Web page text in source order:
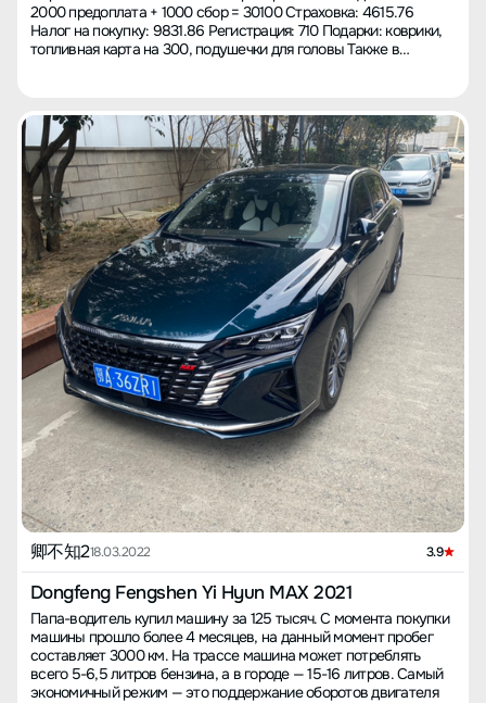
фактический расход пока неизвестен. 【Что не нравится】
Мультимедийная система немного тормозит, карты Baidu
действительно плохие, реагирует не очень хорошо, много
выглядит эстетично. Кроме того, шум от шин практически такой
же, как и у большинства автомобилей, хотелось бы улучшений
в этой части. А дворники не справляются своим делом. 【Опыт
покупки автомобиля】 Вначале рассматривал BYD DMI,
протестировал модель Qin plus, но шум от шин оказался
слишком высоким для меня. К тому же не нравится интерьер, а
приборная панель слишком маленькая. Затем протестировал
Yixuan max "辣爸" и "型爸" гибридные версии, и заметил, что в
бензиновой версии есть небольшая задержка (менее 1
секунды), которую гибридная версия успешно компенсировала.
И в общем в них всё ровно и стабильно. В то время гибридной
версии "型爸" в наличии не было, и я протестировал Changan
Oshan X5, X7plus и Rusheng CC. Чувствую, что X5 немного
жестковат в управлении, не особо стабилен на полицейских
лежачих. X7plus имеет отличные настройки подвески, легкий
разгон с небольшим давлением на газ – устойчива, но цена
высока, приборная панель стоит более 110 тысяч, это было
затруднительно, ведь я предпочитаю гибрид. Что касается
Rusheng CC, он тоже отлично настроен, будучи седаном
стабилен, благодаря Blue Whale Engine, имеет мощность и
схожие с X7plus настройки подвески, обе этих модели лучше,
чем у Yixuan max. У всех трёх Changan крутящий момент
достигает 300 Н·м, это был минимальный критерий при выборе
автомобиля около 120 тысяч. Позже я узнал, что гибридный
Dongfeng Yixuan max планируется снять с производства, а мне
действительно нравится гибрид, и все остальные с похожей
мощностью дороже. Таким образом, в октябре 2022 года я
приобрел автомобиль (автомобиль был собран в апреле 2022
года), на всю Ухань оставалось всего 3 автомобиля, а позже их
больше не будет. Все собраны в это время, и это почти уже
были автомобили c остатка на складе, поэтому цена без учета
налогов была снижена на 8 тысяч. Добро пожаловать к
2000 предоплата + 1000 сбор = 30100 Страховка: 4615.76
Налог на покупку: 9831.86 Регистрация: 710 Подарки: коврики,
топливная карта на 300, подушечки для головы Также в
составила 127500 юаней, страхование было высоким,
регистрация была высокой, общая стоимость для клиентов
предоплаты выше, чем в среднем. Сунин была непреклонна по
цене, хотя удалось обменять автомобильную видеокамеру и
автомобильную пленку на топливную карту на 300, в любом
случае это небольшие компромиссы. Прозрачность стоимости
соответствует ожиданиям, нет желания бороться с дилером,
это приемлемо. Из-за маленькой зарплаты от компании по
итогам года, пришлось экономить и копить 7 месяцев
заработную плату, но все равно не хватило, пришлось
позаимствовать более 10 тысяч у семьи, чтобы с трудом
оплатить покупку, ощущаю стыд. 【Наиболее удовлетворен】
Когда получил автомобиль, все в порядке—панель управления
кондиционером, миллиметровый радар присутствуют, ничего
не пропущено, шины Continental. Во-первых, меня привлек
внешний вид, просто великолепно, чем больше смотришь, тем
больше нравится, купил черный цвет, хоть и маркий, но
сдержанный и элегантный, длинный кузов вызывает
восхищение. Во-вторых, интерьер и простор, чувство
достоинства, просторный салон, несколько раз возил коллег,
они восхищены пространством, смущенно хвалю, но горжусь.
В-третьих, динамика, не замечаешь, как оказался на скорости
80 км/ч, но большая часть городов причина частых остановок,
это унизительно для такой машины. В-четвертых,
многочисленные умные функции, купил LaPapa, такие как
дистанционное управление, помощь при смене полосы,
адаптивный круиз-контроль, вентиляция и массаж в кресле
водителя, электрические сиденья и т.д., пользоваться приятно,
очень удобно для новичков, приносит радость и укрепляет
уверенность в правильном выборе машины. 【Наименее
удовлетворен】 После похвалы стоит упомянуть недостатки.
Первое, что бросилось в глаза — шум. Изоляция внешних
卿不知218.03.2022 3.9
Dongfeng Fengshen Yi Hyun MAX 2021
Папа-водитель купил машину за 125 тысяч. С момента покупки
машины прошло более 4 месяцев, на данный момент пробег
составляет 3000 км. На трассе машина может потреблять
всего 5-6,5 литров бензина, а в городе — 15-16 литров. Самый
экономичный режим — это поддержание оборотов двигателя